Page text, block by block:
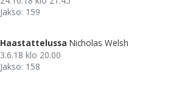
Jakso: 159
Haastattelussa Nicholas Welsh
3.6.18 klo 20.00
Jakso: 158